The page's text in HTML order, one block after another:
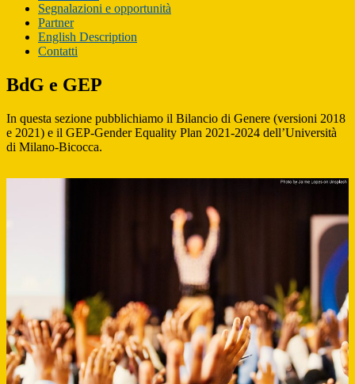
Segnalazioni e opportunità
Partner
English Description
Contatti
BdG e GEP
In questa sezione pubblichiamo il Bilancio di Genere (versioni 2018
e 2021) e il GEP-Gender Equality Plan 2021-2024 dell’Università
di Milano-Bicocca.